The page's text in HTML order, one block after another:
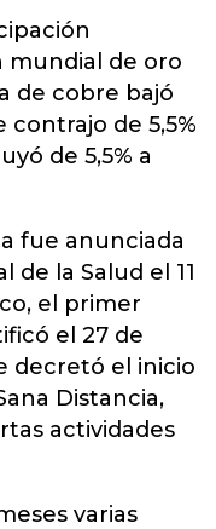
mundial de oro
de cobre bajó
contrajo de 5,5%
de 5,5% a
fue anunciada
de la Salud el 11
el primer
el 27 de
decretó el inicio
Distancia,
actividades
varias